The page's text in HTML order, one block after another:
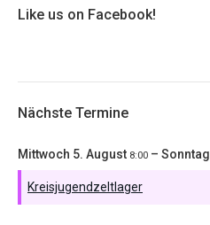
Like us on Facebook!
Nächste Termine
Mittwoch 5. August 8:00 – Sonntag
Kreisjugendzeltlager